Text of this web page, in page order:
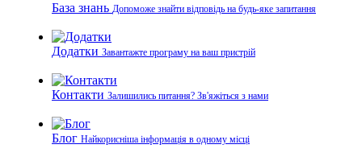
База знань Допоможе знайти відповідь на будь-яке запитання
Додатки Завантажте програму на ваш пристрій
Контакти Залишились питання? Зв'яжіться з нами
Блог Найкорисніша інформація в одному місці